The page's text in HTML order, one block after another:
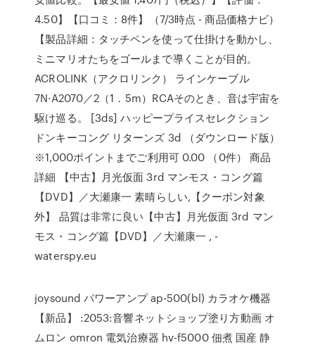
4.50】【口コミ：8件】（7/3時点 - 商品価格ナビ）
【製品詳細：タッチペンを使って仕掛けを動かし、
ミニマリオたちをゴールまで導くことが目的。
ACROLINK（アクロリンク） ラインケーブル
7N·A2070／2（1．5m）RCAそのとき、音は宇宙を
駆け巡る。 [3ds] ハッピープライスセレクション
ドンキーコング リターンズ 3d （ダウンロード版）
※1,000ポイントまでご利用可 0.00 （0件） 商品
詳細 【中古】月光仮面 3rd マンモス・コング篇
【DVD】／大瀬康一 素晴らしい,【クーポン対象
外】 品質は非常に良い【中古】月光仮面 3rd マン
モス・コング篇【DVD】／大瀬康一 , -
waterspy.eu
joysound パワーアンプ ap-500(bl) カラオケ機器
【新品】 :2053:音響ネットショップ塗り方動画 オ
ムロン omron 電気治療器 hv-f5000 佃煮 国産 静